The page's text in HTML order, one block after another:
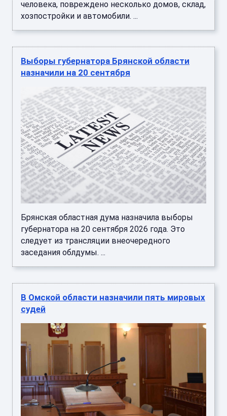
человека, повреждено несколько домов, склад,
хозпостройки и автомобили. ...
Выборы губернатора Брянской области
назначили на 20 сентября
Брянская областная дума назначила выборы
губернатора на 20 сентября 2026 года. Это
следует из трансляции внеочередного
заседания облдумы. ...
В Омской области назначили пять мировых
судей